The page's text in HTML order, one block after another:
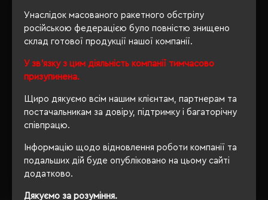
Унаслідок масованого ракетного обстрілу
російською федерацією було повністю знищено
склад готової продукції нашої компанії.
У зв'язку з цим діяльність компанії тимчасово
призупинена.
Щиро дякуємо всім нашим клієнтам, партнерам та
постачальникам за довіру, підтримку і багаторічну
співпрацю.
Інформацію щодо відновлення роботи компанії та
подальших дій буде опубліковано на цьому сайті
додатково.
Дякуємо за розуміння.
ВІДГУКИ
РЕКОМЕНДУЄМО